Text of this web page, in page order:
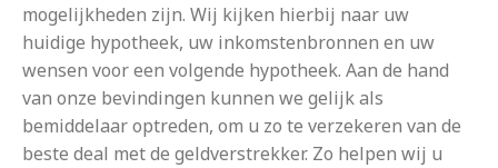
mogelijkheden zijn. Wij kijken hierbij naar uw
huidige hypotheek, uw inkomstenbronnen en uw
wensen voor een volgende hypotheek. Aan de hand
van onze bevindingen kunnen we gelijk als
bemiddelaar optreden, om u zo te verzekeren van de
beste deal met de geldverstrekker. Zo helpen wij u